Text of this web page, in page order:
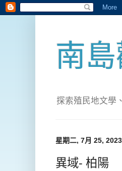
南
探索殖民地文學
星期二, 7月 25, 2023
異域- 柏陽